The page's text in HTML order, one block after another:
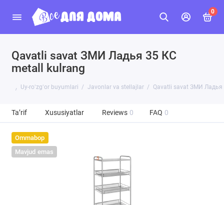
0
Qavatli savat ЗМИ Ладья 35 КС
metall kulrang
Uy-roʻzgʻor buyumlari Javonlar va stellajlar Qavatli savat ЗМИ
Ta’rif Xususiyatlar Reviews 0 FAQ 0
Ommabop
Mavjud emas